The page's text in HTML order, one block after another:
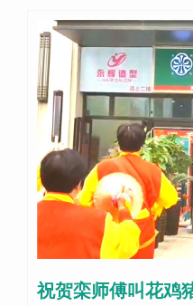
祝贺栾师傅叫花鸡